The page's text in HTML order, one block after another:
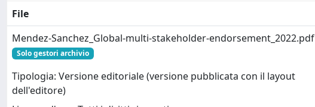
File
Mendez-Sanchez_Global-multi-stakeholder-endorsement_2022.pdf
Solo gestori archivio
Tipologia: Versione editoriale (versione pubblicata con il layout
dell'editore)